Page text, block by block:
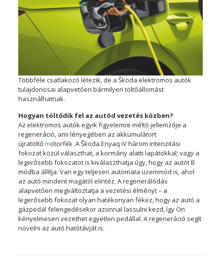
Többféle csatlakozó létezik, de a Škoda elektromos autók
tulajdonosai alapvetően bármilyen töltőállomást
használhatnak.
Hogyan töltődik fel az autód vezetés közben?
Az elektromos autók egyik figyelemre méltó jellemzője a
regeneráció, ami lényegében az akkumulátort
újratöltő motorfék .A Škoda Enyaq iV három intenzitási
fokozat közül választhat, a kormány alatti lapátokkal; vagy a
legerősebb fokozatot is kiválaszthatja úgy, hogy az autót B
módba állítja. Van egy teljesen automata üzemmód is, ahol
az autó mindent magától elintéz. A regenerálódás
alapvetően megváltoztatja a vezetési élményt – a
legerősebb fokozat olyan hatékonyan fékez, hogy az autó a
gázpedál felengedésekor azonnal lassulni kezd, így Ön
kényelmesen vezethet egyetlen pedállal. A regeneráció segít
növelni az autó hatótávját is.